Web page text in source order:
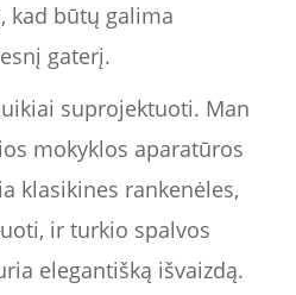
kad būtų galima
gaterį.
suprojektuoti. Man
mokyklos aparatūros
klasikines rankenėles,
ir turkio spalvos
elegantišką išvaizdą.